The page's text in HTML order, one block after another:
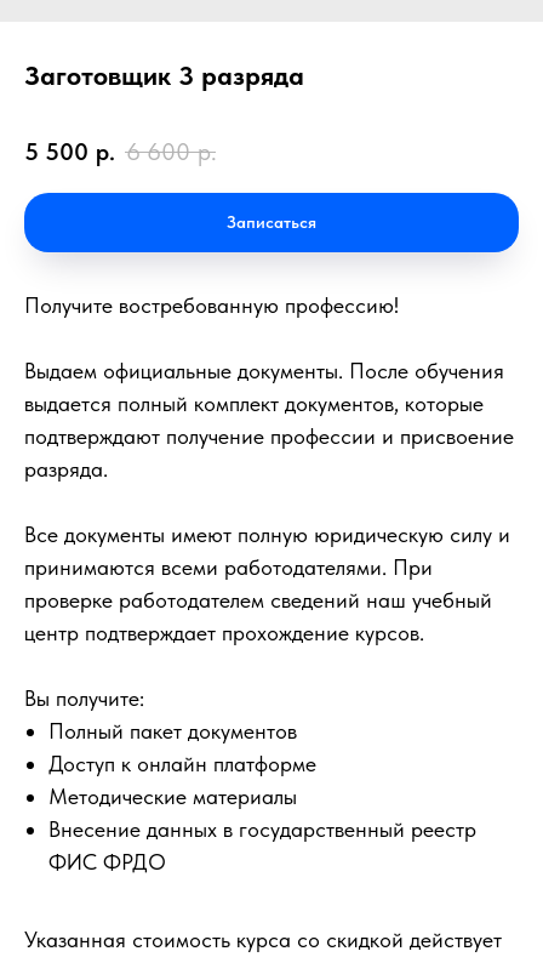
Заготовщик 3 разряда
5 500 р. 6 600 р.
Записаться
Получите востребованную профессию!
Выдаем официальные документы. После обучения
выдается полный комплект документов, которые
подтверждают получение профессии и присвоение
разряда.
Все документы имеют полную юридическую силу и
принимаются всеми работодателями. При
проверке работодателем сведений наш учебный
центр подтверждает прохождение курсов.
Вы получите:
Полный пакет документов
Доступ к онлайн платформе
Методические материалы
Внесение данных в государственный реестр
ФИС ФРДО
Указанная стоимость курса со скидкой действует